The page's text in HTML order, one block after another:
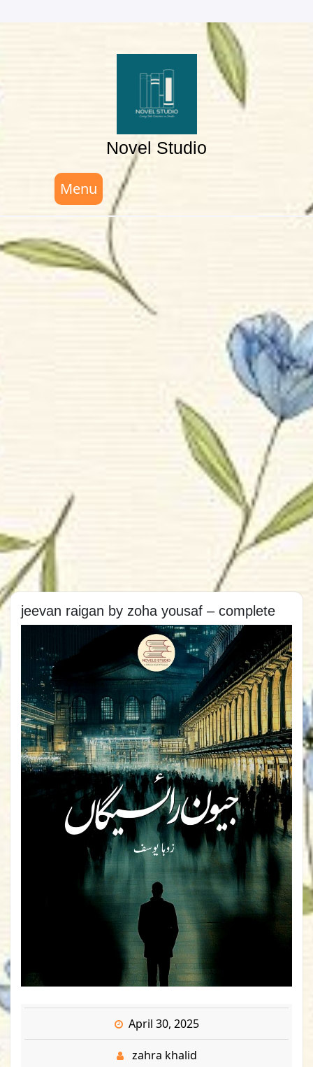
to
Novel Studio
Menu
jeevan raigan by zoha yousaf – complete
April 30, 2025
zahra khalid